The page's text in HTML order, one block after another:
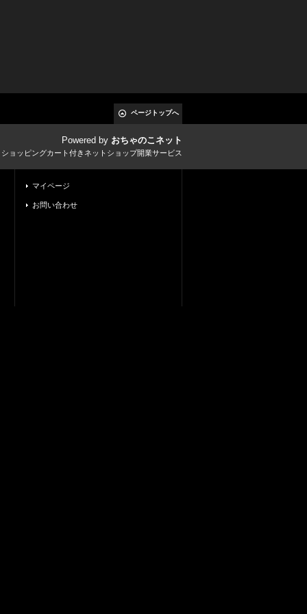
ページトップへ
Powered by おちゃのこネット
ョッピングカート付きネットショップ開業サービス
マイページ
お問い合わせ